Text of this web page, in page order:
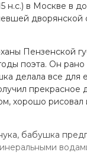
н.с.) в Москве
Пензенской
поэта. Он рано
делала все
хорошо рисовал
бабушка